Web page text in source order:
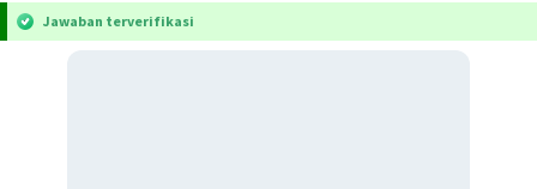
Jawaban terverifikasi